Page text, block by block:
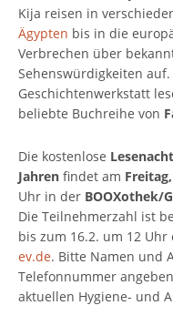
Kija reisen in
Ägypten bis in die
Verbrechen über
Sehenswürdigkeiten
Geschichtenwerkstatt
beliebte Buchreihe von
Die kostenlose
Jahren findet am
Uhr in der BOOXothek/
Die Teilnehmerzahl ist
bis zum 16.2. um 12
ev.de. Bitte Namen und
Telefonnummer
aktuellen Hygiene- und